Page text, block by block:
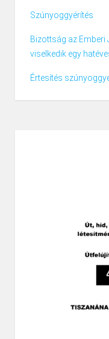
Szúnyoggyérítés
Bizottság az
viselkedik egy
Értesítés